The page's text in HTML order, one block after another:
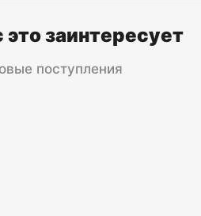
заинтересует
поступления